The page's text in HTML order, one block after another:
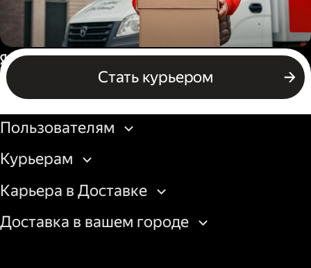
Водитель грузового авто
Стать курьером
Россия
Бизнесу
Пользователям
Курьерам
Карьера в Доставке
Доставка в вашем городе